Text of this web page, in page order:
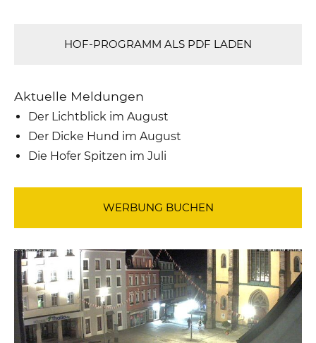
HOF-PROGRAMM ALS PDF LADEN
Aktuelle Meldungen
Der Lichtblick im August
Der Dicke Hund im August
Die Hofer Spitzen im Juli
WERBUNG BUCHEN